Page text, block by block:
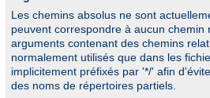
Les chemins absolus ne sont
peuvent correspondre à aucun chemin
arguments contenant des chemins
normalement utilisés que dans les
implicitement préfixés par '*/' afin
des noms de répertoires partiels.